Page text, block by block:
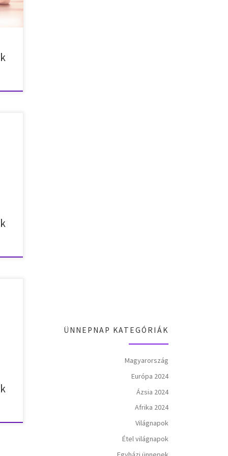
–
ÜNNEPNAP KATEGÓRIÁK
Magyarország
Európa 2024
Ázsia 2024
Afrika 2024
Világnapok
Étel világnapok